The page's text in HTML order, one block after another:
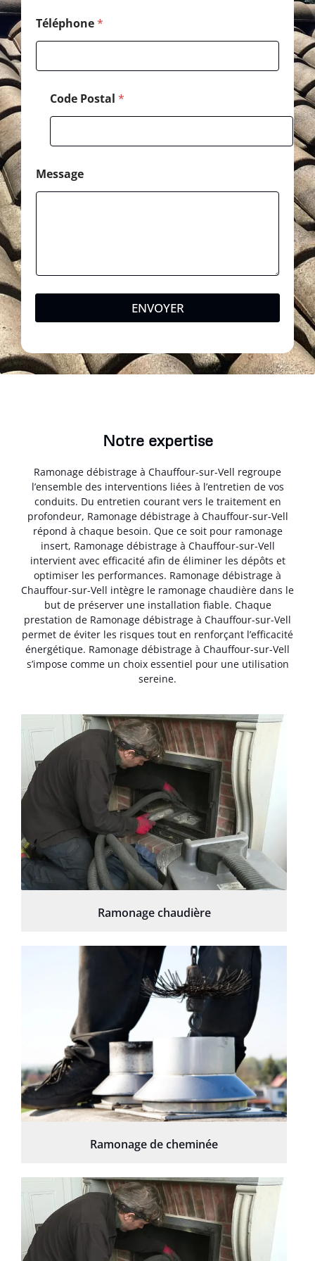
Téléphone*
Code Postal *
Message
ENVOYER
Notre expertise
Ramonage débistrage à Chauffour-sur-Vell regroupe
l’ensemble des interventions liées à l’entretien de vos
conduits. Du entretien courant vers le traitement en
profondeur, Ramonage débistrage à Chauffour-sur-Vell
répond à chaque besoin. Que ce soit pour ramonage
insert, Ramonage débistrage à Chauffour-sur-Vell
intervient avec efficacité afin de éliminer les dépôts et
optimiser les performances. Ramonage débistrage à
Chauffour-sur-Vell intègre le ramonage chaudière dans le
but de préserver une installation fiable. Chaque
prestation de Ramonage débistrage à Chauffour-sur-Vell
permet de éviter les risques tout en renforçant l’efficacité
énergétique. Ramonage débistrage à Chauffour-sur-Vell
s’impose comme un choix essentiel pour une utilisation
sereine.
Ramonage chaudière
Ramonage de cheminée